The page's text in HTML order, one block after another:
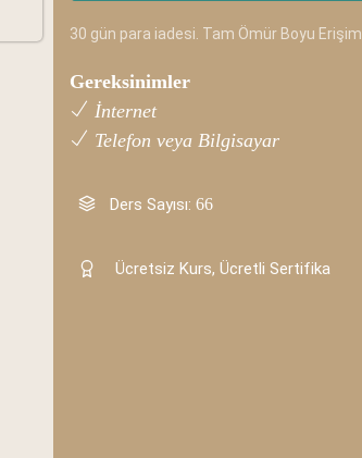
30 gün para iadesi. Tam Ömür Boyu Erişim.
Gereksinimler
İnternet
Telefon veya Bilgisayar
Ders Sayısı: 66
Ücretsiz Kurs, Ücretli Sertifika